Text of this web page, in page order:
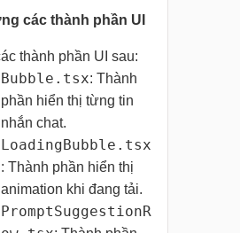
các thành phần UI
thành phần UI sau:
Bubble.tsx: Thành
phần hiển thị từng tin
nhắn chat.
LoadingBubble.tsx
: Thành phần hiển thị
animation khi đang tải.
PromptSuggestionR